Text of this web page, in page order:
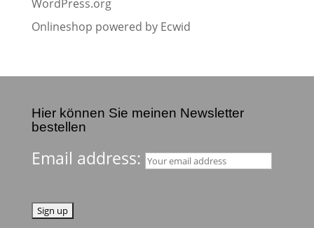
WordPress.org
Onlineshop powered by Ecwid
Hier können Sie meinen Newsletter
bestellen
Email address: